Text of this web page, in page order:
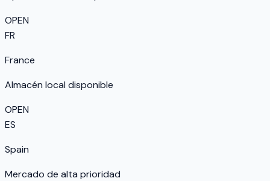
OPEN
FR
France
Almacén local disponible
OPEN
ES
Spain
Mercado de alta prioridad